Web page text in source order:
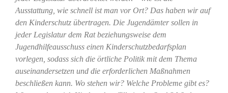
Ausstattung, wie schnell ist man vor Ort? Das haben wir auf
den Kinderschutz übertragen. Die Jugendämter sollen in
jeder Legislatur dem Rat beziehungsweise dem
Jugendhilfeausschuss einen Kinderschutzbedarfsplan
vorlegen, sodass sich die örtliche Politik mit dem Thema
auseinandersetzen und die erforderlichen Maßnahmen
beschließen kann. Wo stehen wir? Welche Probleme gibt es?